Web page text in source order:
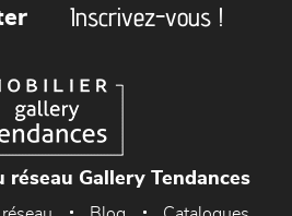
Inscrivez-vous !
réseau Gallery Tendances